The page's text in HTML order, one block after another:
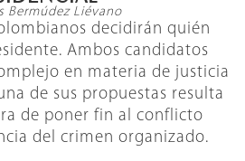
Bermúdez Liévano
decidirán quién
Ambos candidatos
en materia de justicia
de sus propuestas resulta
de poner fin al conflicto
del crimen organizado.